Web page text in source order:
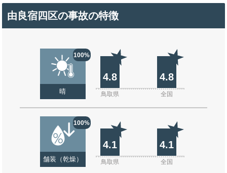
由良宿四区の事故の特徴
100%
晴
4.8 4.8
鳥取県 全国
100%
舗装（乾燥）
4.1 4.1
鳥取県 全国